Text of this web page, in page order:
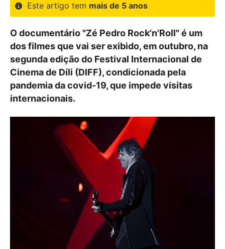
Este artigo tem mais de 5 anos
O documentário "Zé Pedro Rock'n'Roll" é um
dos filmes que vai ser exibido, em outubro, na
segunda edição do Festival Internacional de
Cinema de Díli (DIFF), condicionada pela
pandemia da covid-19, que impede visitas
internacionais.